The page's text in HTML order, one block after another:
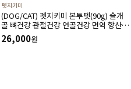
펫지키미
(DOG/CAT) 펫지키미 본투펫(90g) 슬개
골 뼈건강 관절건강 연골건강 면역 항산화
염증 소화기에 도움
26,000원